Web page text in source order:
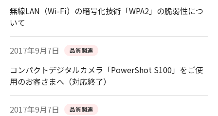
無線LAN（Wi-Fi）の暗号化技術「WPA2」の脆弱性につ
いて
2017年9月7日 品質関連
コンパクトデジタルカメラ「PowerShot S100」をご使
用のお客さまへ（対応終了）
2017年9月7日 品質関連